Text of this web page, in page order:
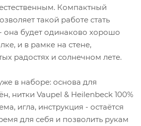
Компактный
такой работе стать
будет одинаково хорошо
и в рамке на стене,
радостях и солнечном лете.
в наборе: основа для
нитки Vaupel & Heilenbeck 100%
игла, инструкция - остаётся
для себя и позволить рукам